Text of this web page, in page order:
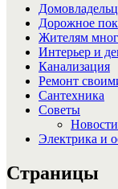
Дорожное
Жителям
Интерьер и
Канализация
Ремонт
Сантехника
Советы
Новости
Электрика и
Страницы